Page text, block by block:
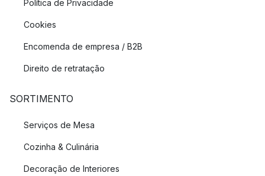
Política de Privacidade
Cookies
Encomenda de empresa / B2B
Direito de retratação
SORTIMENTO
Serviços de Mesa
Cozinha & Culinária
Decoração de Interiores